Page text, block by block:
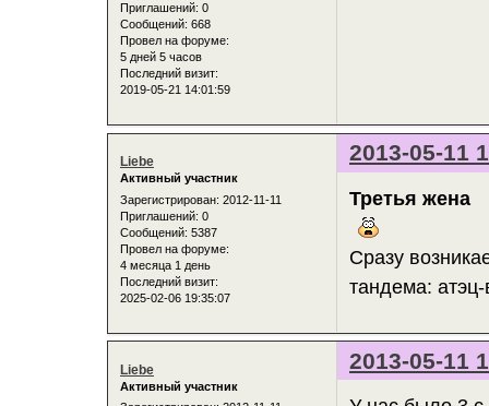
Приглашений: 0
Сообщений: 668
Провел на форуме:
5 дней 5 часов
Последний визит:
2019-05-21 14:01:59
2013-05-11
Liebe
Активный участник
Зарегистрирован: 2012-11-11
Приглашений: 0
Сообщений: 5387
Провел на форуме:
4 месяца 1 день
Последний визит:
2025-02-06 19:35:07
Третья жена
Сразу
тандема:
2013-05-11
Liebe
Активный участник